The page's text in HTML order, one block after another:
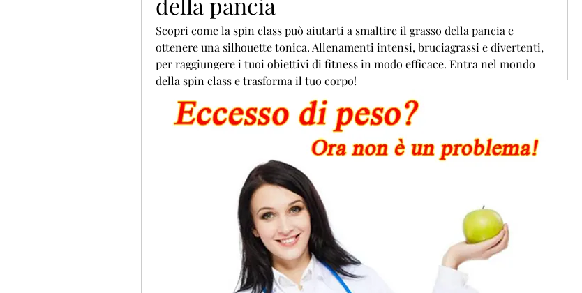
Scopri come la spin class può aiutarti a smaltire il grasso della pancia e
ottenere una silhouette tonica. Allenamenti intensi, bruciagrassi e divertenti,
per raggiungere i tuoi obiettivi di fitness in modo efficace. Entra nel mondo
della spin class e trasforma il tuo corpo!